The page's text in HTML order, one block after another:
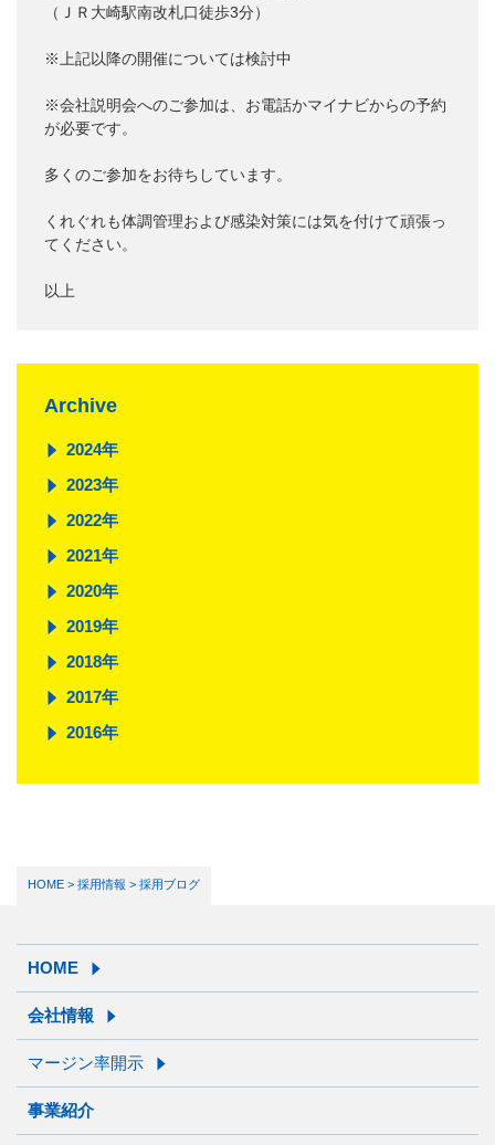
（ＪＲ大崎駅南改札口徒歩3分）
※上記以降の開催については検討中
※会社説明会へのご参加は、お電話かマイナビからの予約
が必要です。
多くのご参加をお待ちしています。
くれぐれも体調管理および感染対策には気を付けて頑張っ
てください。
以上
Archive
2024年
2023年
2022年
2021年
2020年
2019年
2018年
2017年
2016年
HOME > 採用情報 > 採用ブログ
HOME
会社情報
マージン率開示
事業紹介